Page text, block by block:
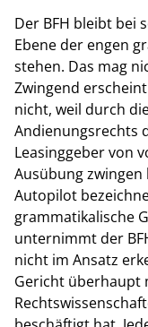
Der BFH bleibt bei
Ebene der engen
stehen. Das mag
Zwingend
nicht, weil durch
Andienungsrechts
Leasinggeber von
Ausübung
Autopilot
grammatikalische
unternimmt der
nicht im Ansatz
Gericht überhaupt